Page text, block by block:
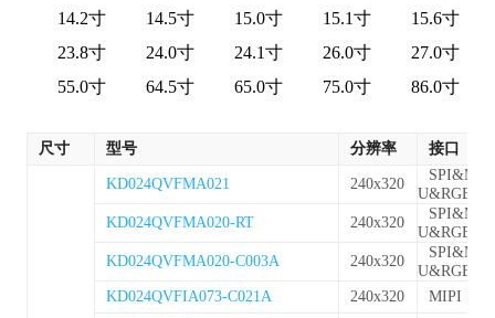
14.2寸
14.5寸 15.0寸 15.1寸
15.6寸
23.8寸
24.0寸 24.1寸 26.0寸
27.0寸
55.0寸
64.5寸 65.0寸 75.0寸 86.0寸
尺寸 型号 分辨率 接口
KD024QVFMA021 240x320
SPI&MC
U&RGB
KD024QVFMA020-RT
240x320
SPI&MC
U&RGB
KD024QVFMA020-C003A
240x320
SPI&MC
U&RGB
KD024QVFIA073-C021A
240x320
MIPI